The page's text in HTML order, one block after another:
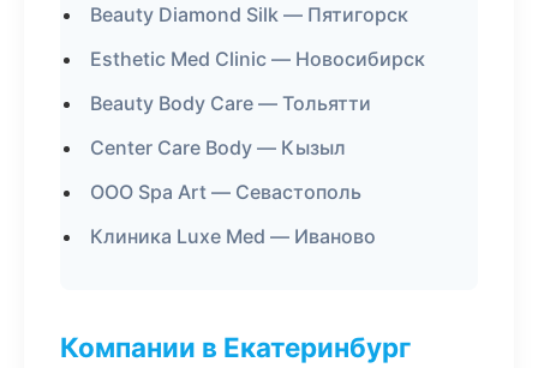
Beauty Diamond Silk — Пятигорск
Esthetic Med Clinic — Новосибирск
Beauty Body Care — Тольятти
Center Care Body — Кызыл
ООО Spa Art — Севастополь
Клиника Luxe Med — Иваново
Компании в Екатеринбург